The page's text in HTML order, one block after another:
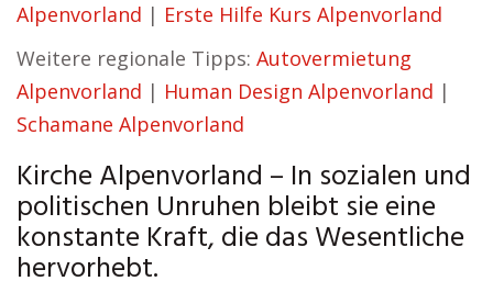
Alpenvorland | Erste Hilfe Kurs Alpenvorland
Weitere regionale Tipps: Autovermietung
Alpenvorland | Human Design Alpenvorland |
Schamane Alpenvorland
Kirche Alpenvorland – In sozialen und
politischen Unruhen bleibt sie eine
konstante Kraft, die das Wesentliche
hervorhebt.